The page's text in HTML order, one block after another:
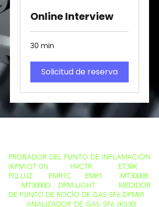
Online Interview
30 min
Solicitud de reserva
PROBADOR DEL PUNTO DE INFLAMACIÓN
(KPM OT 01)
HVCTR
ET30K
PQ LUZ
EMR1C EMR1
MT3000B
MT3000D
DPM-LIGHT
MEDIDOR
DE PUNTO DE ROCÍO DE GAS SF6-DPM01
ANALIZADOR DE GAS SF6 (KS30)